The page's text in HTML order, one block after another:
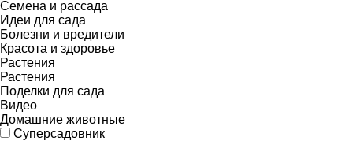
Семена и рассада
Идеи для сада
Болезни и вредители
Красота и здоровье
Растения
Растения
Поделки для сада
Видео
Домашние животные
Суперсадовник